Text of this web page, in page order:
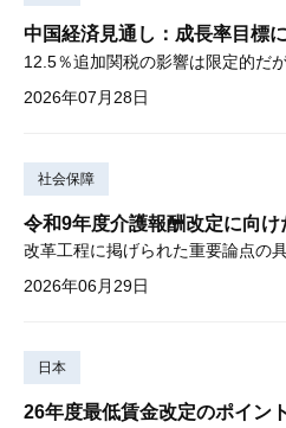
中国経済見通し：成長率目標
12.5％追加関税の影響は限定的だ
2026年07月28日
社会保障
令和9年度介護報酬改定に向け
改革工程に掲げられた重要論点の
2026年06月29日
日本
26年度最低賃金改定のポイン